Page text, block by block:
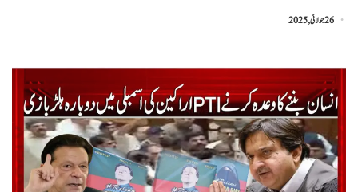
26 جولائی, 2025